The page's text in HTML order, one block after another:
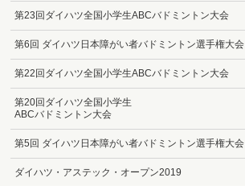
第23回ダイハツ全国小学生ABCバドミントン大会
第6回 ダイハツ日本障がい者バドミントン選手権大会
第22回ダイハツ全国小学生ABCバドミントン大会
第20回ダイハツ全国小学生
ABCバドミントン大会
第5回 ダイハツ日本障がい者バドミントン選手権大会
ダイハツ・アステック・オープン2019